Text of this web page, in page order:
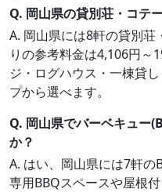
Q. 岡山県の貸別荘・コテ
A. 岡山県には8軒の貸別
りの参考料金は4,106円～
ジ・ログハウス・一棟貸
プから選べます。
Q. 岡山県でバーベキュー
か？
A. はい、岡山県には7軒の
専用BBQスペースや屋根